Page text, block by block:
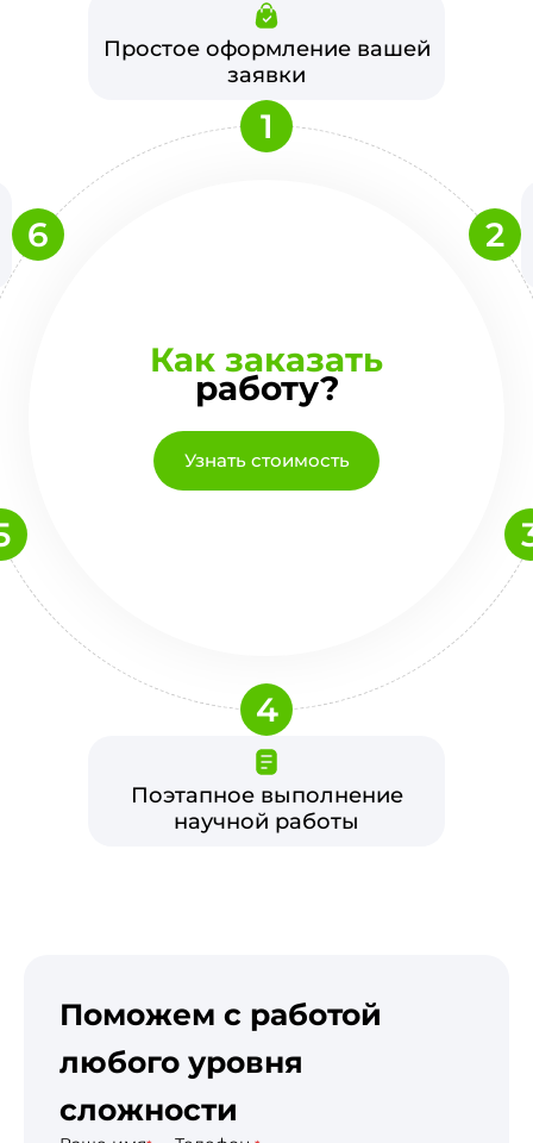
Как заказать
работу?
Узнать стоимость
Простое оформление вашей
заявки
1
2
Поэтапное выполнение
научной работы
4
6
Поможем с работой
любого уровня
сложности